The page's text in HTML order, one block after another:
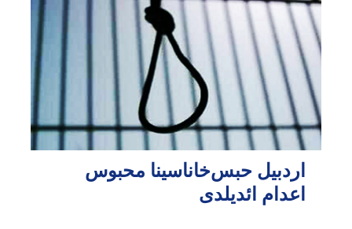
اردبیل حبس‌خاناسینا محبوس
اعدام ائدیلدی